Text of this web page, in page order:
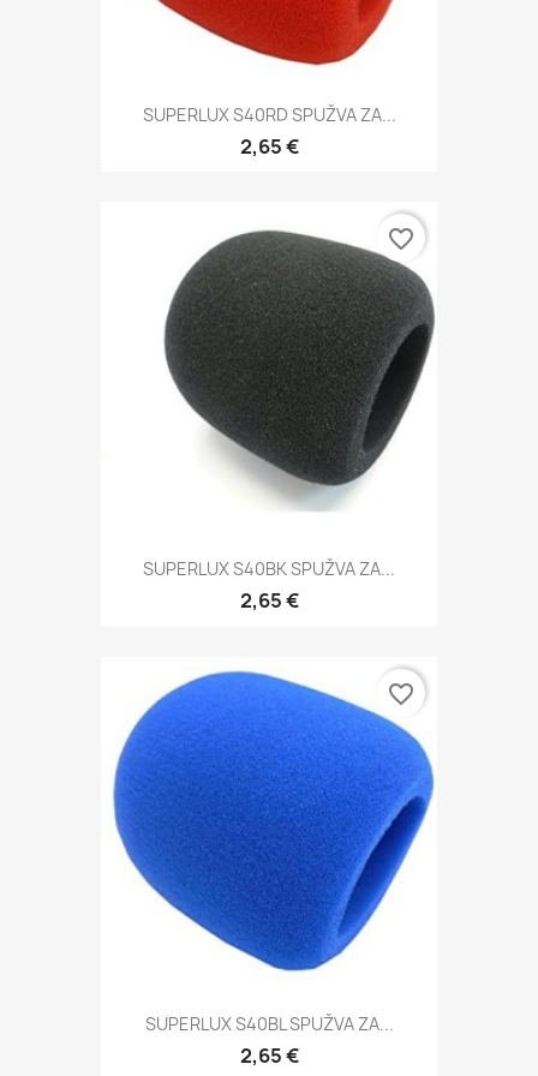
SUPERLUX S40RD SPUŽVA ZA...
2,65 €
SUPERLUX S40BK SPUŽVA ZA...
2,65 €
favorite_border
SUPERLUX S40BL SPUŽVA ZA...
2,65 €
favorite_border